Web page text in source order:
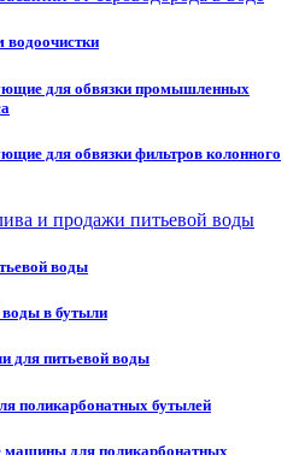
водоочистки
для обвязки промышленных
для обвязки фильтров колонного
и продажи питьевой воды
воды
воды в бутыли
для питьевой воды
поликарбонатных бутылей
машины для поликарбонатных